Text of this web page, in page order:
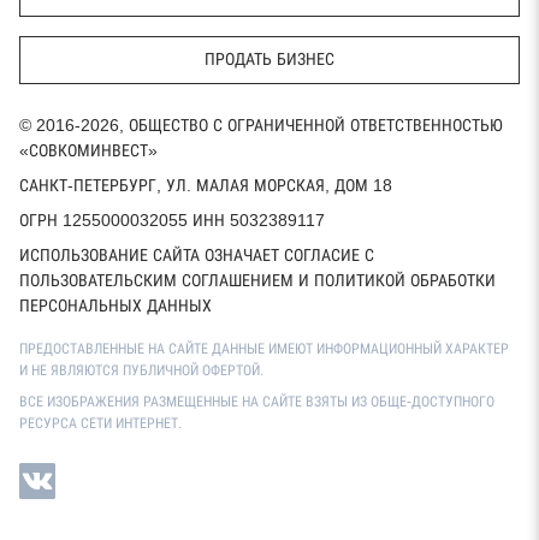
ПРОДАТЬ БИЗНЕС
© 2016-2026, ОБЩЕСТВО С ОГРАНИЧЕННОЙ ОТВЕТСТВЕННОСТЬЮ
«СОВКОМИНВЕСТ»
САНКТ-ПЕТЕРБУРГ, УЛ. МАЛАЯ МОРСКАЯ, ДОМ 18
ОГРН 1255000032055 ИНН 5032389117
ИСПОЛЬЗОВАНИЕ САЙТА ОЗНАЧАЕТ СОГЛАСИЕ С
ПОЛЬЗОВАТЕЛЬСКИМ СОГЛАШЕНИЕМ И ПОЛИТИКОЙ ОБРАБОТКИ
ПЕРСОНАЛЬНЫХ ДАННЫХ
ПРЕДОСТАВЛЕННЫЕ НА САЙТЕ ДАННЫЕ ИМЕЮТ ИНФОРМАЦИОННЫЙ ХАРАКТЕР
И НЕ ЯВЛЯЮТСЯ ПУБЛИЧНОЙ ОФЕРТОЙ.
ВСЕ ИЗОБРАЖЕНИЯ РАЗМЕЩЕННЫЕ НА САЙТЕ ВЗЯТЫ ИЗ ОБЩЕ-ДОСТУПНОГО
РЕСУРСА СЕТИ ИНТЕРНЕТ.